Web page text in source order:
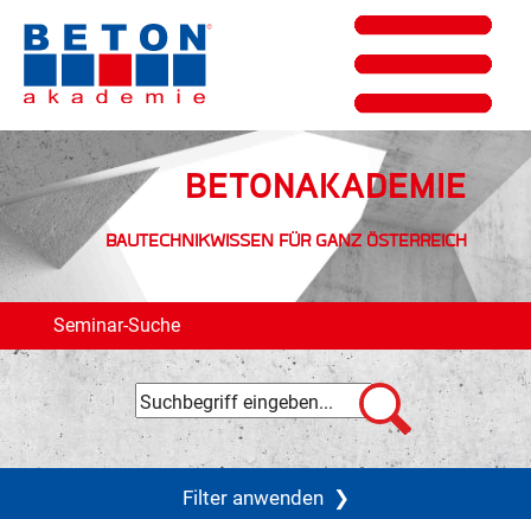
Seminar-Suche
Filter anwenden❯
BETONAKADEMIE
BAUTECHNIKWISSEN FÜR GANZ ÖSTERREICH